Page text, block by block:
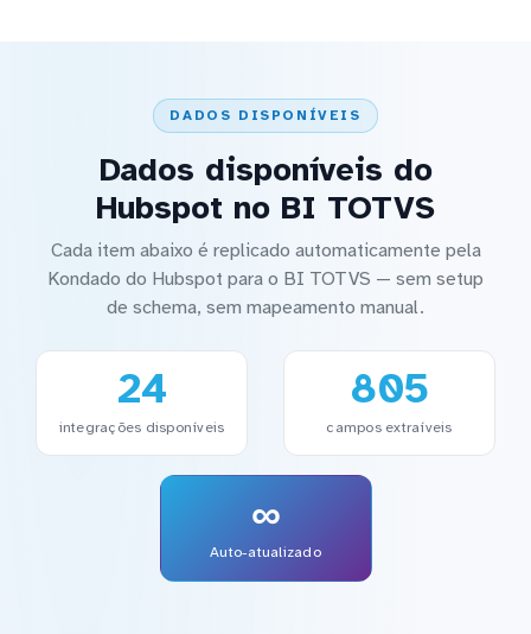
DADOS DISPONÍVEIS
Dados disponíveis do
Hubspot no BI TOTVS
Cada item abaixo é replicado automaticamente pela
Kondado do Hubspot para o BI TOTVS — sem setup
de schema, sem mapeamento manual.
24
integrações disponíveis
805
campos extraíveis
∞
Auto-atualizado